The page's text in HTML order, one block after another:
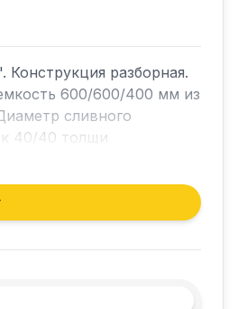
разборная.
600/600/400 мм из
сливного
40/40 толщи